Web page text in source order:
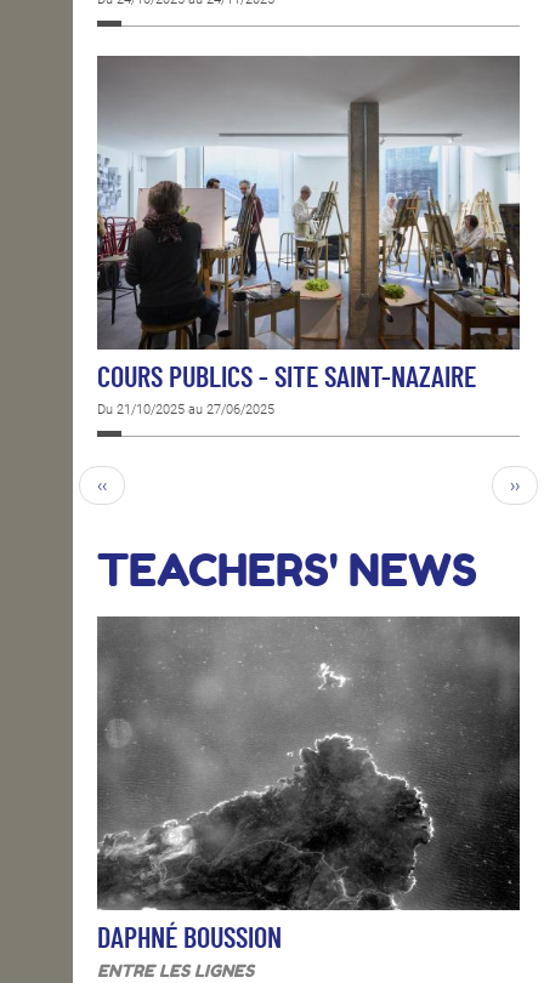
COURS PUBLICS - SITE SAINT-NAZAIRE
Du 21/10/2025 au 27/06/2025
‹‹ ››
TEACHERS' NEWS
DAPHNÉ BOUSSION
ENTRE LES LIGNES